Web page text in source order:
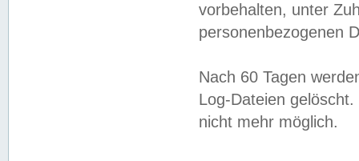
vorbehalten, unter
personenbezogenen
Nach 60 Tagen
Log-Dateien
nicht mehr möglich.